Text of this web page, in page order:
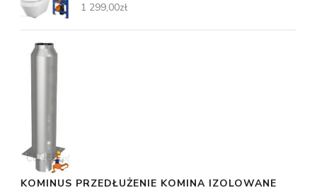
1 299,00zł
KOMINUS PRZEDŁUŻENIE KOMINA IZOLOWANE